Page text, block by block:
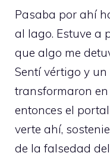
Pasaba por ahí
al lago. Estuve a
que algo me
Sentí vértigo y un
transformaron en
entonces el
verte ahí,
de la falsedad